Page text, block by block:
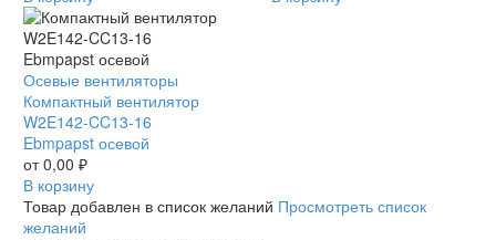
Компактный
вентилятор
W2E142-
CC13-
16
Ebmpapst
осевой
Осевые вентиляторы
Компактный вентилятор
W2E142-CC13-16
Ebmpapst осевой
от0,00 ₽
В корзину
Товар добавлен в список желаний Просмотреть список
желаний